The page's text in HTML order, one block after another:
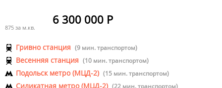
6 300 000 Р
875 за м.кв.
Гривно станция (9 мин. транспортом)
Весенняя станция (10 мин. транспортом)
Подольск метро (МЦД-2) (15 мин. транспортом)
Силикатная метро (МЦД-2) (22 мин. транспортом)